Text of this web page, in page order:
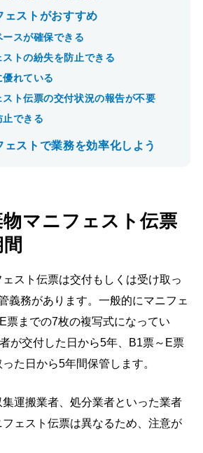
ェストがおすすめ
ースが確保できる
ストの紛失を防止できる
れている
スト伝票の交付状況の報告が不要
できる
ェストで業務を効率化しよう
物マニフェスト伝票
スト伝票は交付もしくは受け取っ
義務があります。一般的にマニフェ
票までの7枚の複写式になってい
が交付した日から5年、B1票～E票
た日から5年間保管します。
運搬業者、処分業者といった業者
ェスト伝票は異なるため、注意が